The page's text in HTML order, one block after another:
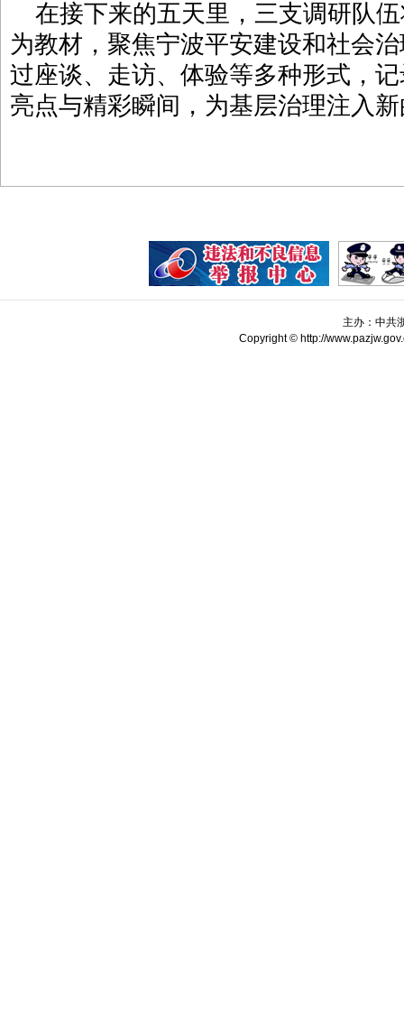
在接下来的五天里，三支调研队
为教材，聚焦宁波平安建设和社会
过座谈、走访、体验等多种形式，
亮点与精彩瞬间，为基层治理注入
主办：中共
Copyright © http://